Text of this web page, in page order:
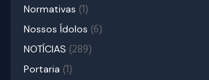
Normativas (1)
Nossos Ídolos (6)
NOTÍCIAS (289)
Portaria (1)